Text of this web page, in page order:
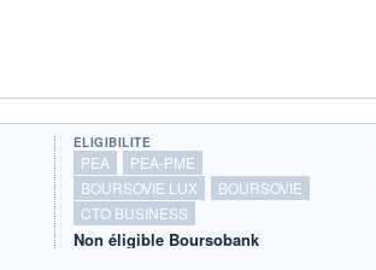
ÉLIGIBILITÉ
PEA
PEA-PME
BOURSOVIE LUX
BOURSOVIE
CTO BUSINESS
Non éligible Boursobank